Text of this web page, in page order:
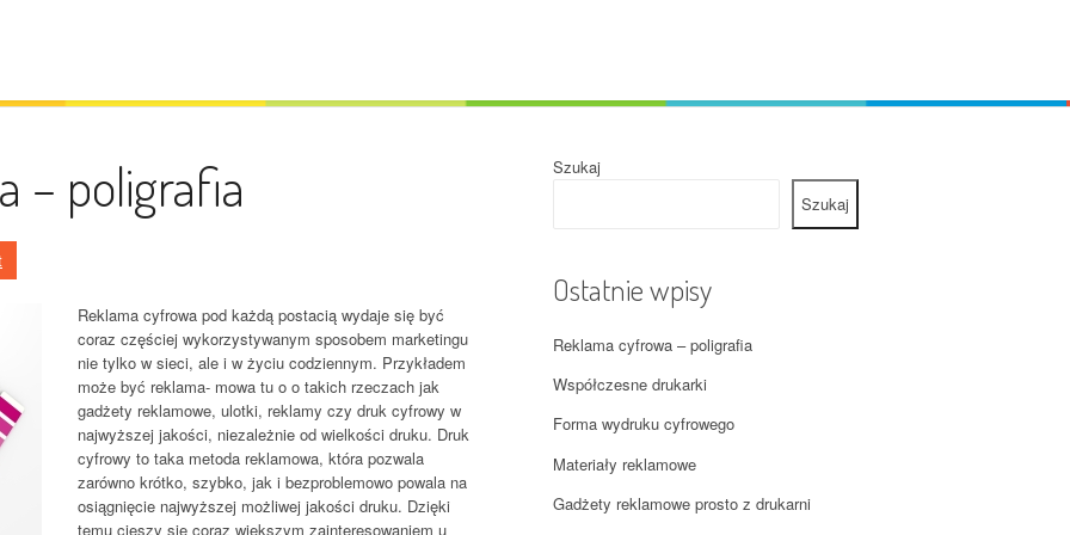
– poligrafia
Reklama cyfrowa pod każdą postacią wydaje się być
coraz częściej wykorzystywanym sposobem marketingu
nie tylko w sieci, ale i w życiu codziennym. Przykładem
może być reklama- mowa tu o o takich rzeczach jak
gadżety reklamowe, ulotki, reklamy czy druk cyfrowy w
najwyższej jakości, niezależnie od wielkości druku. Druk
cyfrowy to taka metoda reklamowa, która pozwala
zarówno krótko, szybko, jak i bezproblemowo powala na
osiągnięcie najwyższej możliwej jakości druku. Dzięki
temu cieszy się coraz większym zainteresowaniem u
Szukaj
Szukaj
Ostatnie wpisy
Reklama cyfrowa – poligrafia
Współczesne drukarki
Forma wydruku cyfrowego
Materiały reklamowe
Gadżety reklamowe prosto z drukarni